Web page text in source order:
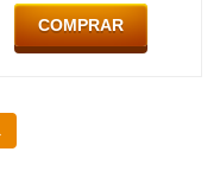
COMPRAR